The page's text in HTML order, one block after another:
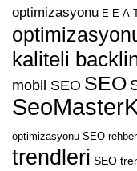
optimizasyonu E-E-A-
kaliteli
mobil SEO SEO
optimizasyonu SEO
trendleri SEO